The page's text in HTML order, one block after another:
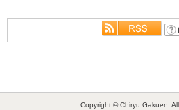
Copyright © Chiryu Gakuen.